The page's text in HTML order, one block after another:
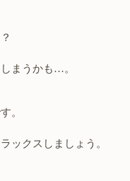
まうかも…。
。
ックスしましょう。